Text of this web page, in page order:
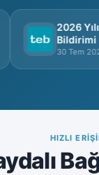
2026 Yılı
Bildirimi
30 Tem 2026
HIZLI